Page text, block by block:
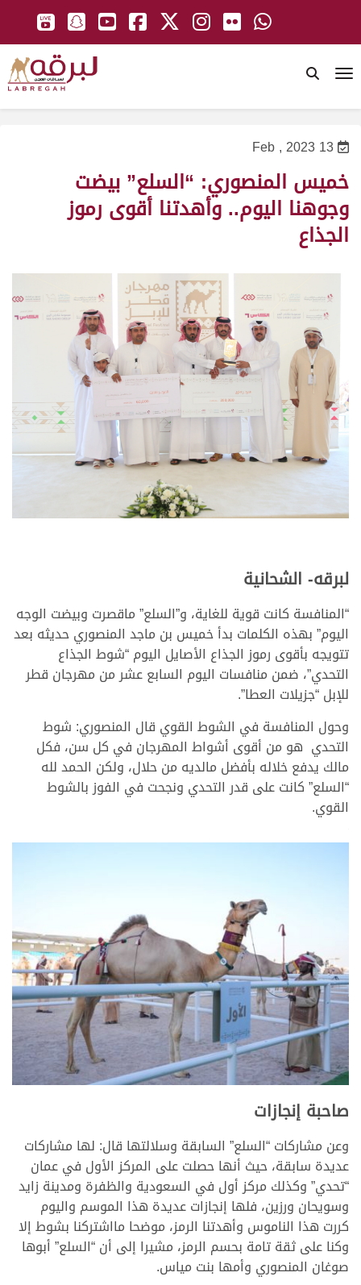
13 Feb , 2023
خميس المنصوري: “السلع” بيضت
وجوهنا اليوم.. وأهدتنا أقوى رموز
الجذاع
لبرقه- الشحانية
“المنافسة كانت قوية للغاية، و”السلع” ماقصرت وبيضت الوجه
اليوم” بهذه الكلمات بدأ خميس بن ماجد المنصوري حديثه بعد
تتويجه بأقوى رموز الجذاع الأصايل اليوم “شوط الجذاع
التحدي”، ضمن منافسات اليوم السابع عشر من مهرجان قطر
للإبل “جزيلات العطا”.
وحول المنافسة في الشوط القوي قال المنصوري: شوط
التحدي هو من أقوى أشواط المهرجان في كل سن، فكل
مالك يدفع خلاله بأفضل مالديه من حلال، ولكن الحمد لله
“السلع” كانت على قدر التحدي ونجحت في الفوز بالشوط
القوي.
>
صاحبة إنجازات
وعن مشاركات “السلع” السابقة وسلالتها قال: لها مشاركات
عديدة سابقة، حيث أنها حصلت على المركز الأول في عمان
“تحدي” وكذلك مركز أول في السعودية والظفرة ومدينة زايد
وسويحان ورزين، فلها إنجازات عديدة هذا الموسم واليوم
كررت هذا الناموس وأهدتنا الرمز، موضحا مااشتركنا بشوط إلا
وكنا على ثقة تامة بحسم الرمز، مشيرا إلى أن “السلع” أبوها
صوغان المنصوري وأمها بنت مياس.